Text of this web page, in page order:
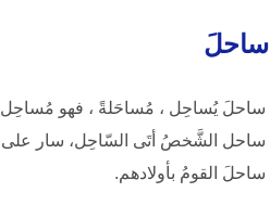
ساحلَ
ساحلَ يُساحِل ، مُساحَلةً ، فهو
ساحل الشَّخصُ أتَى السّاحِل، سار على
ساحلَ القومُ بأولادهم.